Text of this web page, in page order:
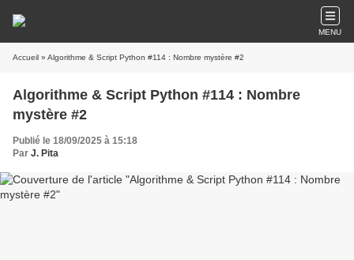
MENU
Accueil » Algorithme & Script Python #114 : Nombre mystère #2
Algorithme & Script Python #114 : Nombre
mystère #2
Publié le 18/09/2025 à 15:18
Par J. Pita